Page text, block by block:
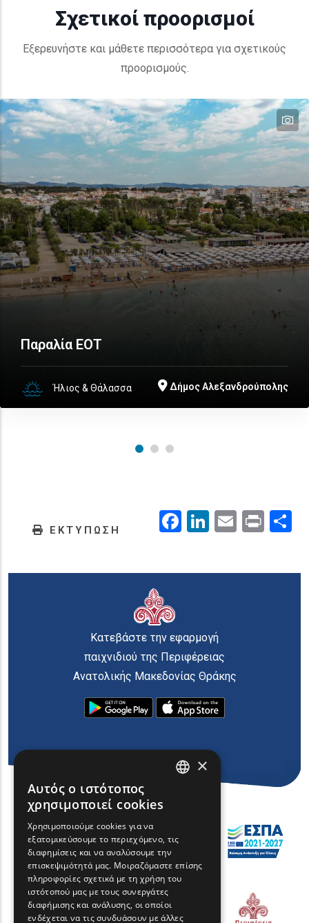
Σχετικοί προορισμοί
Εξερευνήστε και μάθετε περισσότερα για σχετικούς
προορισμούς.
Παραλία ΕΟΤ
Ήλιος & Θάλασσα Δήμος Αλεξανδρούπολης
ΕΚΤΥΠΩΣΗ Facebook
LinkedIn
EmailPrint
Κατεβάστε την εφαρμογή
παιχνιδιού της Περιφέρειας
Ανατολικής Μακεδονίας Θράκης
FRENCH
BULGARIAN
ROMANIAN
×
Αυτός ο ιστότοπος
χρησιμοποιεί cookies
Χρησιμοποιούμε cookies για να
εξατομικεύσουμε το περιεχόμενο, τις
διαφημίσεις και να αναλύσουμε την
επισκεψιμότητά μας. Μοιραζόμαστε επίσης
πληροφορίες σχετικά με τη χρήση του
ιστότοπού μας με τους συνεργάτες
διαφήμισης και ανάλυσης, οι οποίοι
ενδέχεται να τις συνδυάσουν με άλλες